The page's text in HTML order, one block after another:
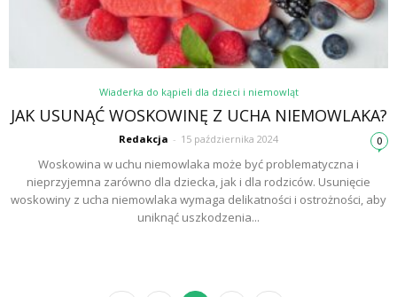
Wiaderka do kąpieli dla dzieci i niemowląt
JAK USUNĄĆ WOSKOWINĘ Z UCHA NIEMOWLAKA?
Redakcja - 15 października 2024 0
Woskowina w uchu niemowlaka może być problematyczna i
nieprzyjemna zarówno dla dziecka, jak i dla rodziców. Usunięcie
woskowiny z ucha niemowlaka wymaga delikatności i ostrożności, aby
uniknąć uszkodzenia...